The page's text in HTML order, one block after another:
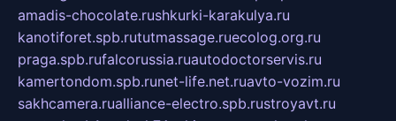
amadis-chocolate.rushkurki-karakulya.ru
kanotiforet.spb.rututmassage.ruecolog.org.ru
praga.spb.rufalcorussia.ruautodoctorservis.ru
kamertondom.spb.runet-life.net.ruavto-vozim.ru
sakhcamera.rualliance-electro.spb.rustroyavt.ru